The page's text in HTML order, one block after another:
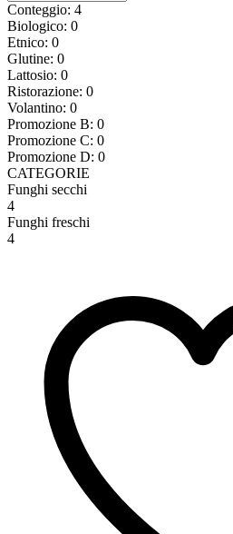
Conteggio: 4
Biologico: 0
Etnico: 0
Glutine: 0
Lattosio: 0
Ristorazione: 0
Volantino: 0
Promozione B: 0
Promozione C: 0
Promozione D: 0
CATEGORIE
Funghi secchi
4
Funghi freschi
4